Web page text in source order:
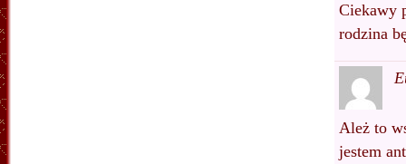
Ciekawy
rodzina
Ależ to
jestem